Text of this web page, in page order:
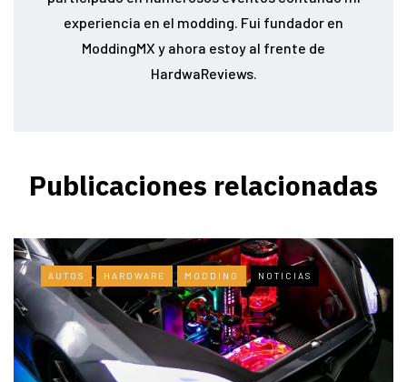
experiencia en el modding. Fui fundador en
ModdingMX y ahora estoy al frente de
HardwaReviews.
Publicaciones relacionadas
AUTOS HARDWARE MODDING NOTICIAS